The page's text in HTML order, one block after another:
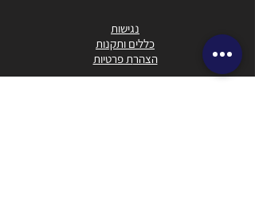
נגישות
כללים ותקנות
הצהרת פרטיות